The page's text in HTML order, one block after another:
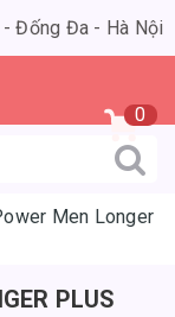
Đống Đa - Hà Nội
0
Men Longer
PLUS